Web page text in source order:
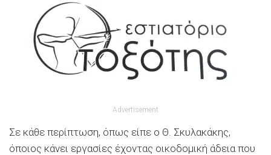
Advertisement
Σε κάθε περίπτωση, όπως είπε ο Θ. Σκυλακάκης,
όποιος κάνει εργασίες έχοντας οικοδομική άδεια που